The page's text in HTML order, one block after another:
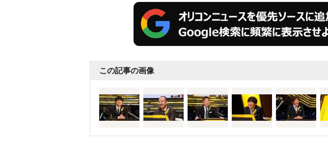
霜降り明星 西田幸治 )、 野田クリスタル
マヂカルラブリー)、 バカリズム 、堀内健(ネプチューン
が名を連ねる。また、スーパーサブとして
て、黒羽麻璃央、白洲迅、谷まりあ、
リズム、水川、ユースケの5人。Bブロックは、う大、川
島、西田、野田、堀内の5人。初出場となる、う大、水
この記事の画像